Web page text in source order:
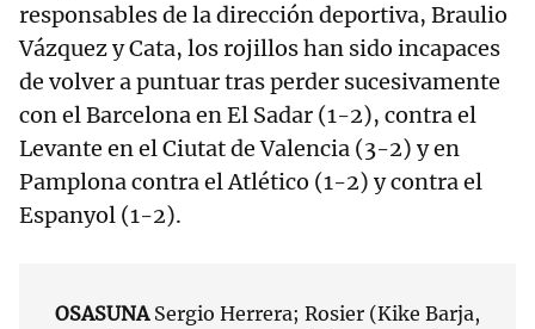
responsables de la dirección deportiva, Braulio
Vázquez y Cata, los rojillos han sido incapaces
de volver a puntuar tras perder sucesivamente
con el Barcelona en El Sadar (1-2), contra el
Levante en el Ciutat de Valencia (3-2) y en
Pamplona contra el Atlético (1-2) y contra el
Espanyol (1-2).
OSASUNA Sergio Herrera; Rosier (Kike Barja,